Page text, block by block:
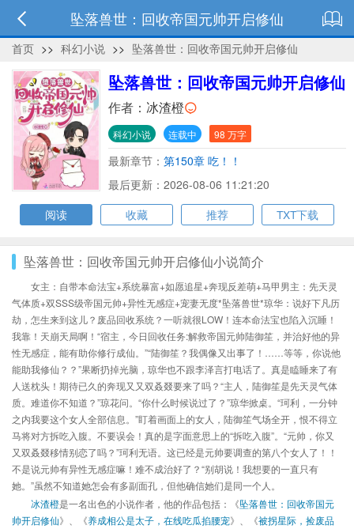
坠落兽世：回收帝国元帅开启修仙
首页 >> 科幻小说 >> 坠落兽世：回收帝国元帅开启修仙
坠落兽世：回收帝国元帅开启修仙
作者： 冰渣橙
科幻小说 连载中 98 万字
最新章节： 第150章 吃！！
最后更新：2026-08-06 11:21:20
阅读
收藏 推荐 TXT下载
坠落兽世：回收帝国元帅开启修仙小说简介
女主：自带本命法宝+系统暴富+如愿追星+奔现反差萌+马甲男主：先天灵
气体质+双SSS级帝国元帅+异性无感症+宠妻无度*坠落兽世*琼华：说好下凡历
劫，怎生来到这儿？废品回收系统？一听就很LOW！连本命法宝也陷入沉睡！
我靠！天崩天局啊！“宿主，今日回收任务:解救帝国元帅陆御笙，并治好他的异
性无感症，能有助你修行成仙。”“陆御笙？我偶像又出事了！……等等，你说他
能助我修仙？？”果断扔掉光脑，琼华也不跟李泽言打电话了。真是瞌睡来了有
人送枕头！期待已久的奔现又又双叒叕要来了吗？“主人，陆御笙是先天灵气体
质。难道你不知道？”琼花问。“你什么时候说过了？”琼华掀桌。“珂利，一分钟
之内我要这个女人全部信息。”盯着画面上的女人，陆御笙气场全开，恨不得立
马将对方拆吃入腹。不要误会！真的是字面意思上的“拆吃入腹”。“元帅，你又
又双叒叕移情别恋了吗？”珂利无语。这已经是元帅要调查的第八个女人了！！
不是说元帅有异性无感症嘛！难不成治好了？“别胡说！我想要的一直只有
她。”虽然不知道她怎会有多副面孔，但他确信她们是同一个人。
冰渣橙是一名出色的小说作者，他的作品包括：《坠落兽世：回收帝国元
帅开启修仙》、《养成相公是太子，在线吃瓜掐腰宠》、《被拐星际，捡废品